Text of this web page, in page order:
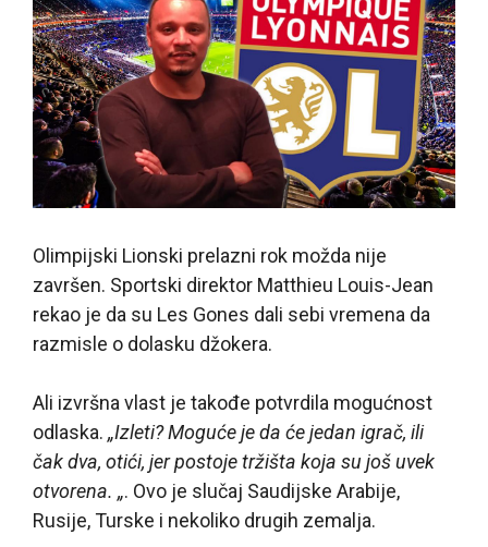
Olimpijski Lionski prelazni rok možda nije
završen. Sportski direktor Matthieu Louis-Jean
rekao je da su Les Gones dali sebi vremena da
razmisle o dolasku džokera.
Ali izvršna vlast je takođe potvrdila mogućnost
odlaska. „Izleti? Moguće je da će jedan igrač, ili
čak dva, otići, jer postoje tržišta koja su još uvek
otvorena. „. Ovo je slučaj Saudijske Arabije,
Rusije, Turske i nekoliko drugih zemalja.